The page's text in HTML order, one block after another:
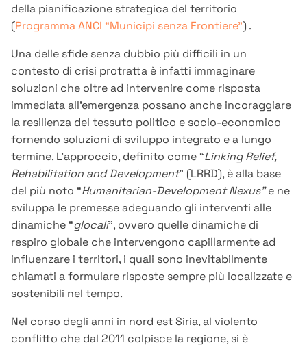
della pianificazione strategica del territorio
(Programma ANCI “Municipi senza Frontiere”) .
Una delle sfide senza dubbio più difficili in un
contesto di crisi protratta è infatti immaginare
soluzioni che oltre ad intervenire come risposta
immediata all’emergenza possano anche incoraggiare
la resilienza del tessuto politico e socio-economico
fornendo soluzioni di sviluppo integrato e a lungo
termine. L’approccio, definito come “Linking Relief,
Rehabilitation and Development” (LRRD), è alla base
del più noto “Humanitarian-Development Nexus”e ne
sviluppa le premesse adeguando gli interventi alle
dinamiche “glocali”, ovvero quelle dinamiche di
respiro globale che intervengono capillarmente ad
influenzare i territori, i quali sono inevitabilmente
chiamati a formulare risposte sempre più localizzate e
sostenibili nel tempo.
Nel corso degli anni in nord est Siria, al violento
conflitto che dal 2011 colpisce la regione, si è